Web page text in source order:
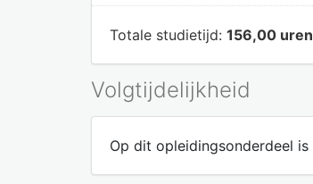
Totale studietijd: 156,00 uren
Volgtijdelijkheid
Op dit opleidingsonderdeel